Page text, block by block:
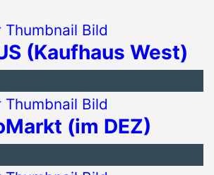
(Kaufhaus West)
(im DEZ)